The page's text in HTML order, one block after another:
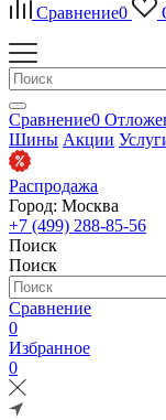
Сравнение0
Сравнение0
Шины Акции
Распродажа
Город: Москва
+7 (499) 288-85-56
Поиск
Поиск
Сравнение
0
Избранное
0